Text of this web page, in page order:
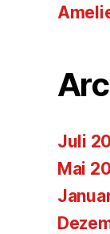
Juli
Mai